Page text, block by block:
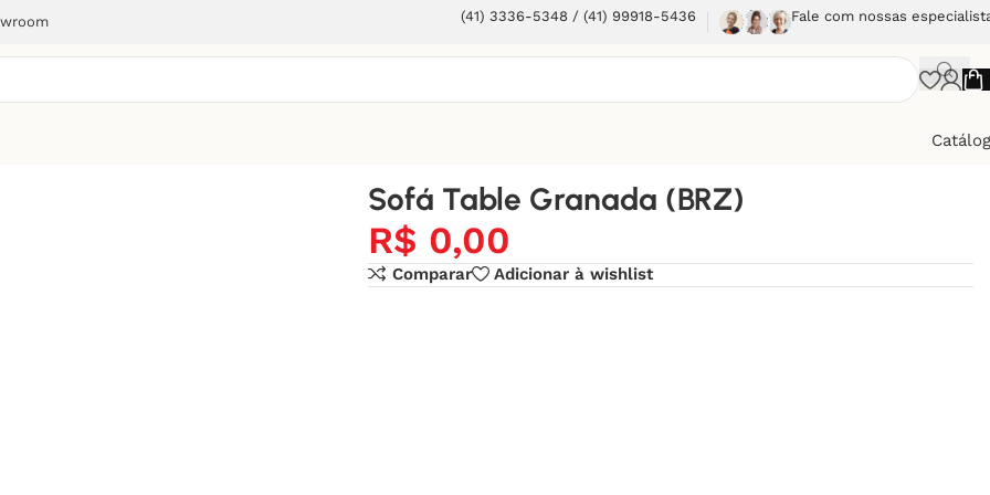
(41) 3336-5348 / (41) 99918-5436 Fale com nossas
Sofá Table Granada (BRZ)
R$ 0,00
Comparar Adicionar à wishlist